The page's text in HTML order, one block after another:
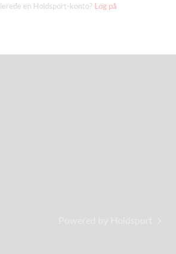
en Holdsport-konto? Log på